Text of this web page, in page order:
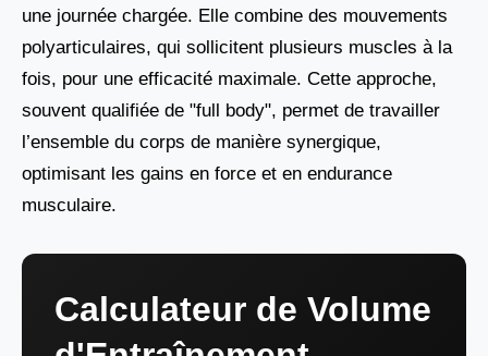
une journée chargée. Elle combine des mouvements
polyarticulaires, qui sollicitent plusieurs muscles à la
fois, pour une efficacité maximale. Cette approche,
souvent qualifiée de "full body", permet de travailler
l’ensemble du corps de manière synergique,
optimisant les gains en force et en endurance
musculaire.
Calculateur de Volume